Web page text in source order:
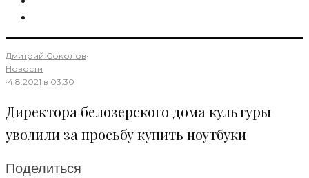
Дмитрий Соколов·
Новости
·4.8.2021 в 03:30
Директора белозерского дома культуры
уволили за просьбу купить ноутбуки
Поделиться